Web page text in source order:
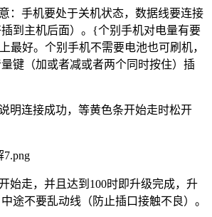
：手机要处于关机状态，数据线要连接
到主机后面）。{个别手机对电量有要
最好。个别手机不需要电池也可刷机，
键（加或者减或者两个同时按住）插
明连接成功，等黄色条开始走时松开
始走，并且达到100时即升级完成，升
途不要乱动线（防止插口接触不良）。